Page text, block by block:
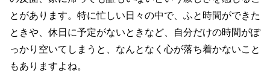
とがあります。特に忙しい日々の中で、ふと時間ができた
ときや、休日に予定がないときなど、自分だけの時間がぽ
っかり空いてしまうと、なんとなく心が落ち着かないこと
もありますよね。